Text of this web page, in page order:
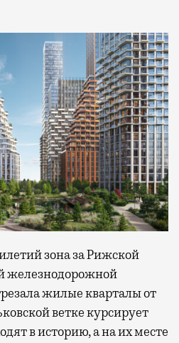
зона за Рижской
железнодорожной
жилые кварталы от
ветке курсирует
в историю, а на их месте